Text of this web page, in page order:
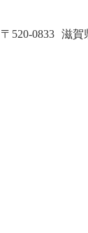
〒520-0833 滋賀